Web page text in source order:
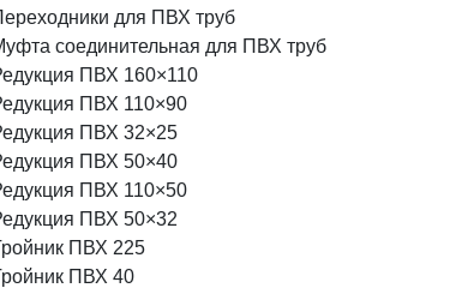
для ПВХ труб
соединительная для ПВХ труб
ПВХ 160×110
ПВХ 110×90
ПВХ 32×25
ПВХ 50×40
ПВХ 110×50
ПВХ 50×32
ПВХ 225
ПВХ 40